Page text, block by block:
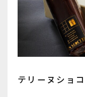
テリーヌショ